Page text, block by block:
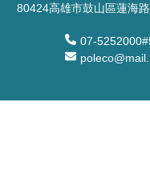
80424高雄市鼓山區蓮海
07-